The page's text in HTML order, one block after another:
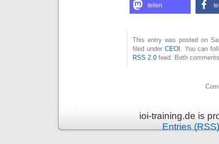
teilen
This entry was posted on
filed under CEOI
. You can
RSS 2.0 feed. Both
ioi-training.de is
Entries (RSS)